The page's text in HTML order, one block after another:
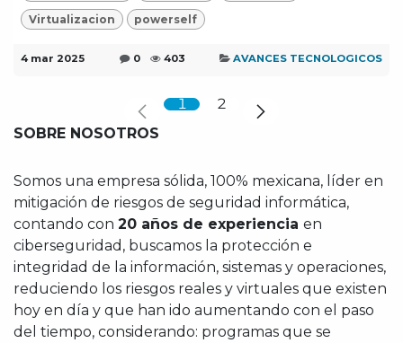
Virtualizacion powerself
4 mar 2025 0 403 AVANCES TECNOLOGICOS
1
2
SOBRE NOSOTROS
Somos una empresa sólida, 100% mexicana, líder en
mitigación de riesgos de seguridad informática,
contando con 20 años de experiencia en
ciberseguridad, buscamos la protección e
integridad de la información, sistemas y operaciones,
reduciendo los riesgos reales y virtuales que existen
hoy en día y que han ido aumentando con el paso
del tiempo, considerando: programas que se